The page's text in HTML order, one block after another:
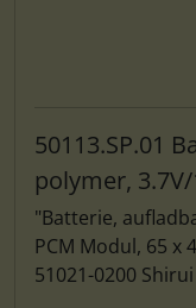
50113.SP.01
polymer,
"Batterie,
PCM Modul, 65 x
51021-0200